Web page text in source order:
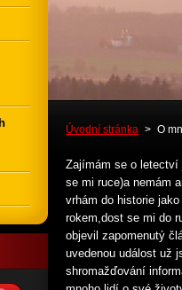
Úvodní stránka > O
Zajímám se o letectví
se mi ruce)a nemám
vrhám do historie
rokem,dost se mi do
objevil zapomenutý
uvedenou událost už
shromažďování